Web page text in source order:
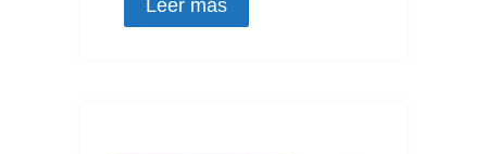
Leer más